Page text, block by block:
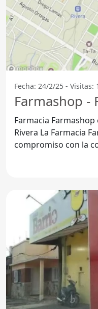
Fecha: 24/2/25 - Visitas:
Farmashop -
Farmacia
Rivera La Farmacia Farmashop se destaca por su
compromiso con la